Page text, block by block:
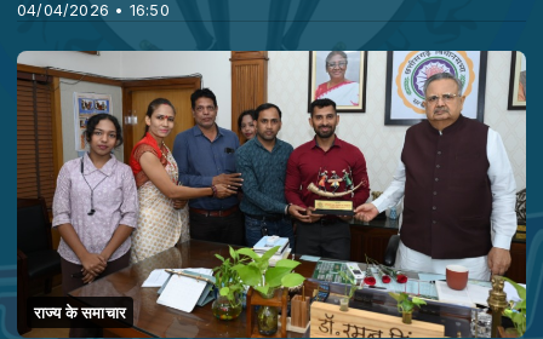
04/04/2026 • 16:50
राज्य के समाचार